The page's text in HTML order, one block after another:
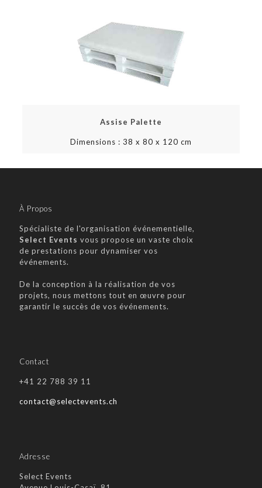
Assise Palette
Dimensions : 38 x 80 x 120 cm
À Propos
Spécialiste de l'organisation événementielle,
Select Events vous propose un vaste choix
de prestations pour dynamiser vos
événements.
De la conception à la réalisation de vos
projets, nous mettons tout en œuvre pour
garantir le succès de vos événements.
Contact
+41 22 788 39 11
contact@selectevents.ch
Adresse
Select Events